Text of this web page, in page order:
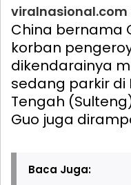
viralnasional.com
China bernama
korban
dikendarainya
sedang parkir di
Tengah
Guo juga
Baca Juga: